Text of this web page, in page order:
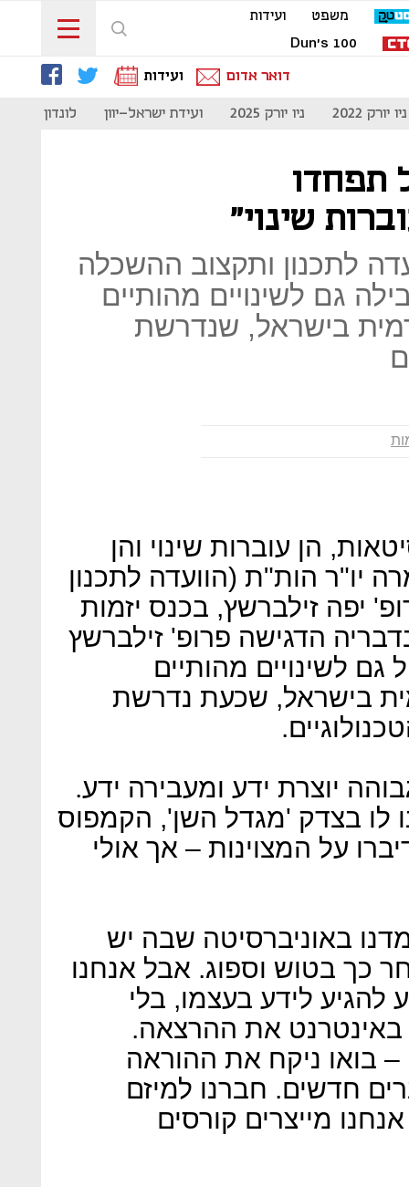
משפט
ועידות
Dun's 100
דואר אדום
ועידות
ניו יורק 2022 ניו יורק 2025 ועידת ישראל-יוון לונדון 2023
תפחדו
שינוי"
לתכנון ותקצוב ההשכלה
גם לשינויים מהותיים
בישראל, שנדרשת
הן עוברות שינוי והן
יו"ר הות"ת (הוועדה לתכנון
יפה זילברשץ, בכנס יזמות
הדגישה פרופ' זילברשץ
גם לשינויים מהותיים
בישראל, שכעת נדרשת
יוצרת ידע ומעבירה ידע.
לו בצדק 'מגדל השן', הקמפוס
על המצוינות – אך אולי
באוניברסיטה שבה יש
כך בטוש וספוג. אבל אנחנו
להגיע לידע בעצמו, בלי
באינטרנט את ההרצאה.
בואו ניקח את ההוראה
חדשים. חברנו למיזם
מייצרים קורסים